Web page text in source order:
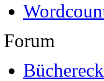
Forum